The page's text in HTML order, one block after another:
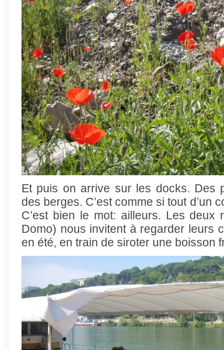
Et puis on arrive sur les docks. Des
des berges. C’est comme si tout d’un
C’est bien le mot: ailleurs. Les deux
Domo) nous invitent à regarder leurs
en été, en train de siroter une boisson